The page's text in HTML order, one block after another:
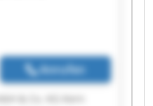
Anrufen
& Co. KG Kern